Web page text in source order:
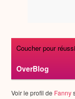
Coucher pour
OverBlog
Voir le profil de Fanny